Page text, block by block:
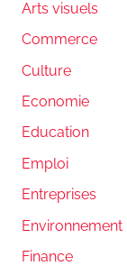
Arts visuels
Commerce
Culture
Economie
Education
Emploi
Entreprises
Environnement
Finance